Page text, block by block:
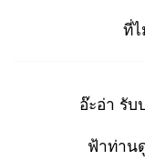
ที่ไ
อ๊ะอ่า รับ
ฟ้าท่าน